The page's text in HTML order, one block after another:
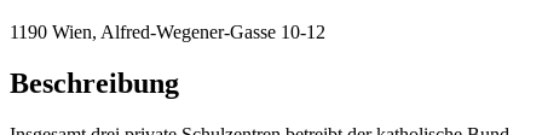
1190 Wien, Alfred-Wegener-Gasse 10-12
Beschreibung